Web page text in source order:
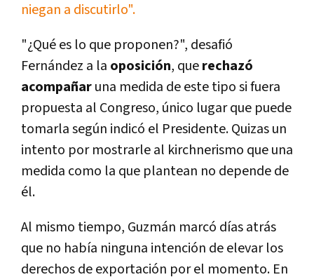
niegan a discutirlo".
"¿Qué es lo que proponen?", desafió
Fernández a la oposición, querechazó
acompañaruna medida de este tipo si fuera
propuesta al Congreso, único lugar que puede
tomarla según indicó el Presidente. Quizas un
intento por mostrarle al kirchnerismo que una
medida como la que plantean no depende de
él.
Al mismo tiempo, Guzmán marcó días atrás
que no había ninguna intención de elevar los
derechos de exportación por el momento. En